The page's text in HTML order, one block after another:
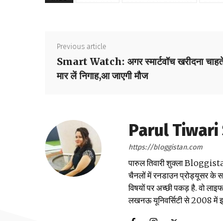
Previous article
Smart Watch: अगर स्मार्टवॉच खरीदना
मार लें निगाह,आ जाएगी मौज
Parul Tiwari
https://bloggistan.com
पारुल तिवारी शुक्ला
चैनलों में रनडाउन प्रोड्यूसर के
विषयों पर अच्छी पकड़ है. वो
लखनऊ यूनिवर्सिटी से 2008 में